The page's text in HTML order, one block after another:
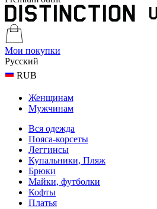
Мои покупки
Русский
RUB
Женщинам
Мужчинам
Вся одежда
Пояса-корсеты
Леггинсы
Купальники, Пляж
Брюки
Майки, футболки
Кофты
Платья